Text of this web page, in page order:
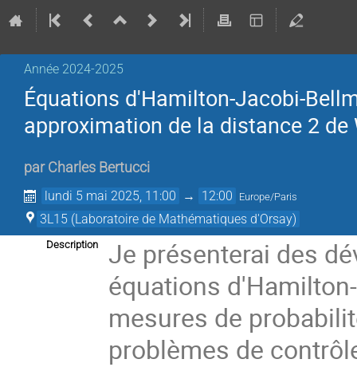
Année 2024-2025
Équations d'Hamilton-Jacobi-
approximation de la distance 2 de
par Charles Bertucci
lundi 5 mai 2025, 11:00 → 12:00 Europe/Paris
3L15 (Laboratoire de Mathématiques d'Orsay)
Description
Je présenterai des
équations
mesures de
problèmes de